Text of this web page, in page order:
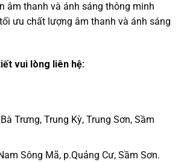
âm thanh và ánh sáng thông minh
ưu chất lượng âm thanh và ánh sáng
vui lòng liên hệ:
Trưng, Trung Kỳ, Trung Sơn, Sầm
Sông Mã, p.Quảng Cư, Sầm Sơn.